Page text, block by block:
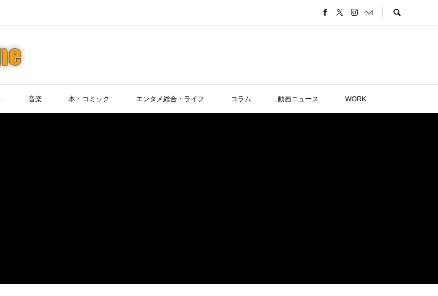
音楽 本・コミック エンタメ総合・ライフ コラム 動画ニュース WORK